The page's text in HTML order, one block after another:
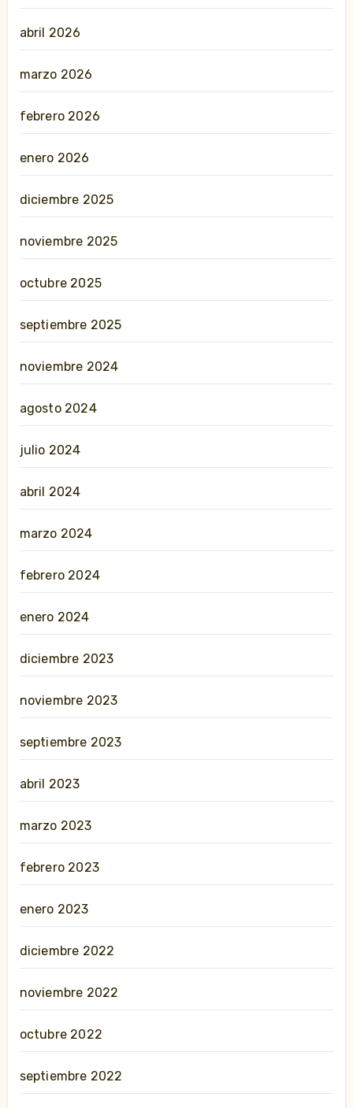
abril 2026
marzo 2026
febrero 2026
enero 2026
diciembre 2025
noviembre 2025
octubre 2025
septiembre 2025
noviembre 2024
agosto 2024
julio 2024
abril 2024
marzo 2024
febrero 2024
enero 2024
diciembre 2023
noviembre 2023
septiembre 2023
abril 2023
marzo 2023
febrero 2023
enero 2023
diciembre 2022
noviembre 2022
octubre 2022
septiembre 2022